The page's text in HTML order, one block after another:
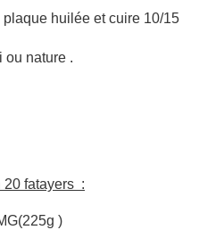
huilée et cuire 10/15
ou nature .
20 fatayers :
)